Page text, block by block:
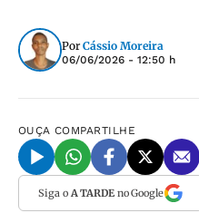
Por Cássio Moreira
06/06/2026 - 12:50 h
OUÇA COMPARTILHE
Siga o A TARDEno Google